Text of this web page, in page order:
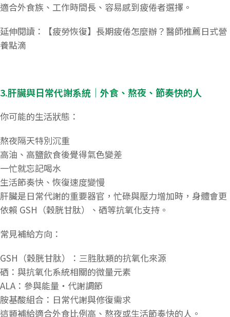
適合外食族、工作時間長、容易感到疲倦者選擇。
延伸閱讀：【疲勞恢復】長期疲倦怎麼辦？醫師推薦日式營
養點滴
3.肝臟與日常代謝系統｜外食、熬夜、節奏快的人
你可能的生活狀態：
熬夜隔天特別沉重
高油、高鹽飲食後覺得氣色變差
一忙就忘記喝水
生活節奏快、恢復速度變慢
肝臟是日常代謝的重要器官，忙碌與壓力增加時，身體會更
依賴 GSH（穀胱甘肽）、硒等抗氧化支持。
常見補給方向：
GSH（穀胱甘肽）：三胜肽類的抗氧化來源
硒：與抗氧化系統相關的微量元素
ALA：參與能量・代謝調節
胺基酸組合：日常代謝與修復需求
這類補給適合外食比例高、熬夜或生活節奏快的人。